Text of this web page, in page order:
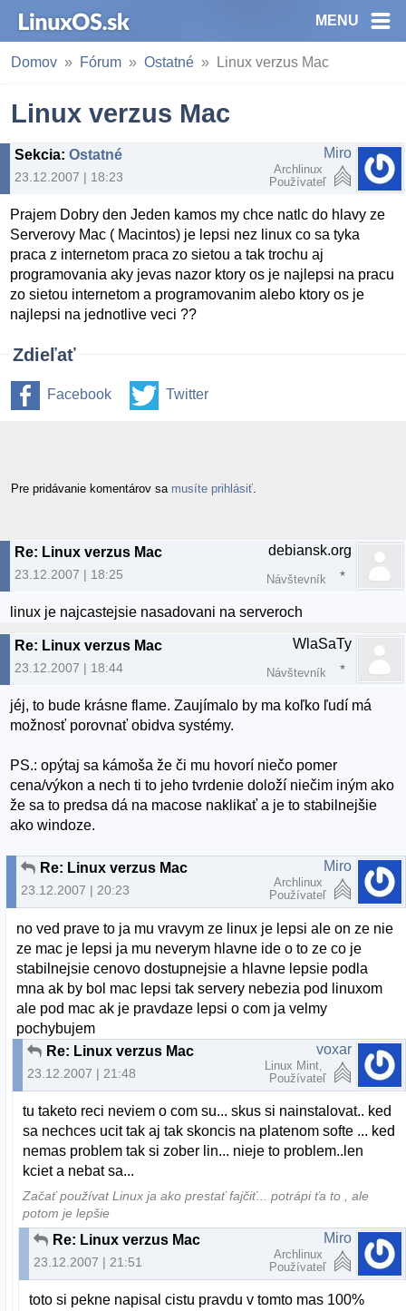
MENU
Domov Fórum Ostatné Linux verzus Mac
Linux verzus Mac
Sekcia: Ostatné
23.12.2007 | 18:23
Miro
Archlinux
Používateľ
Prajem Dobry den Jeden kamos my chce natlc do hlavy ze
Serverovy Mac ( Macintos) je lepsi nez linux co sa tyka
praca z internetom praca zo sietou a tak trochu aj
programovania aky jevas nazor ktory os je najlepsi na pracu
zo sietou internetom a programovanim alebo ktory os je
najlepsi na jednotlive veci ??
Zdieľať
Facebook Twitter
Pre pridávanie komentárov sa musíte prihlásiť
Re: Linux verzus Mac
23.12.2007 | 18:25
debiansk.org
Návštevník
linux je najcastejsie nasadovani na serveroch
Re: Linux verzus Mac
23.12.2007 | 18:44
WlaSaTy
Návštevník
jéj, to bude krásne flame. Zaujímalo by ma koľko ľudí má
možnosť porovnať obidva systémy.
PS.: opýtaj sa kámoša že či mu hovorí niečo pomer
cena/výkon a nech ti to jeho tvrdenie doloží niečim iným ako
že sa to predsa dá na macose naklikať a je to stabilnejšie
ako windoze.
Re: Linux verzus Mac
23.12.2007 | 20:23
Miro
Archlinux
Používateľ
no ved prave to ja mu vravym ze linux je lepsi ale on ze nie
ze mac je lepsi ja mu neverym hlavne ide o to ze co je
stabilnejsie cenovo dostupnejsie a hlavne lepsie podla
mna ak by bol mac lepsi tak servery nebezia pod linuxom
ale pod mac ak je pravdaze lepsi o com ja velmy
pochybujem
Re: Linux verzus Mac
23.12.2007 | 21:48
voxar
Linux Mint,
Používateľ
tu taketo reci neviem o com su... skus si nainstalovat.. ked
sa nechces ucit tak aj tak skoncis na platenom softe ... ked
nemas problem tak si zober lin... nieje to problem..len
kciet a nebat sa...
Začať používat Linux ja ako prestať fajčiť... potrápi ťa to , ale
potom je lepšie
Re: Linux verzus Mac
23.12.2007 | 21:51
Miro
Archlinux
Používateľ
toto si pekne napisal cistu pravdu v tomto mas 100%